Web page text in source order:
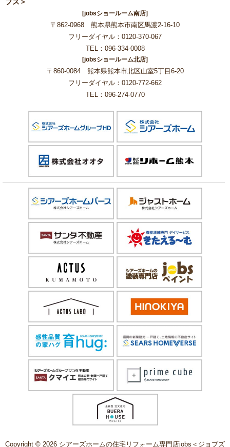
ブズ＞
[jobsショールーム南店]
〒862-0968 熊本県熊本市南区馬渡2-16-10
フリーダイヤル：0120-370-067
TEL：096-334-0008
[jobsショールーム北店]
〒860-0084 熊本県熊本市北区山室5丁目6-20
フリーダイヤル：0120-772-662
TEL：096-274-0770
Copyright © 2026 シアーズホームの住宅リフォーム専門店jobs＜ジョブズ